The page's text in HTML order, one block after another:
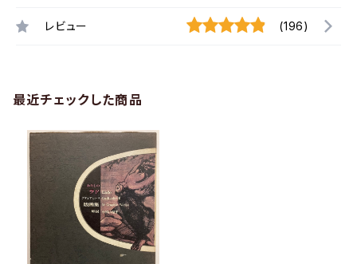
レビュー (196)
最近チェックした商品